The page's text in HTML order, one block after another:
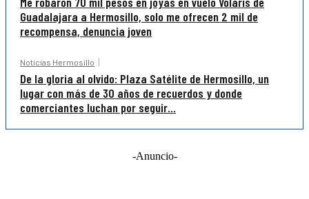
Guadalajara a Hermosillo, solo me ofrecen 2 mil de
recompensa, denuncia joven
Noticias Hermosillo
De la gloria al olvido: Plaza Satélite de Hermosillo, un
lugar con más de 30 años de recuerdos y donde
comerciantes luchan por seguir...
-Anuncio-